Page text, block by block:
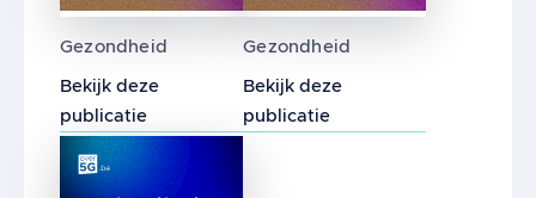
Gezondheid
Bekijk deze
publicatie
Gezondheid
Bekijk deze
publicatie